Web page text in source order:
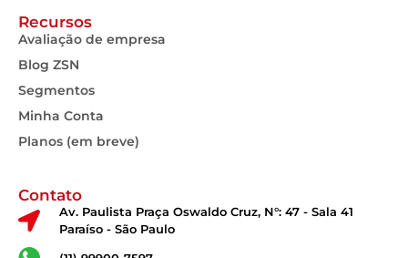
Recursos
Avaliação de empresa
Blog ZSN
Segmentos
Minha Conta
Planos (em breve)
Contato
Av. Paulista Praça Oswaldo Cruz, N°: 47 - Sala 41
Paraíso - São Paulo